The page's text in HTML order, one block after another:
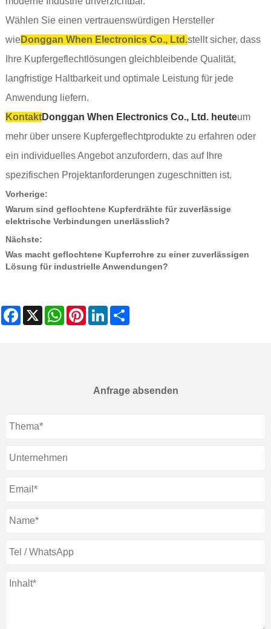
Wählen Sie einen vertrauenswürdigen Hersteller
wieDonggan When Electronics Co., Ltd.stellt sicher, dass
Ihre Kupfergeflechtlösungen gleichbleibende Qualität,
langfristige Haltbarkeit und optimale Leistung für jede
Anwendung liefern.
KontaktDonggan When Electronics Co., Ltd. heuteum
mehr über unsere Kupfergeflechtprodukte zu erfahren oder
ein individuelles Angebot anzufordern, das auf Ihre
spezifischen Projektanforderungen zugeschnitten ist.
Vorherige:
Warum sind geflochtene Kupferdrähte für zuverlässige
elektrische Verbindungen unerlässlich?
Nächste:
Was macht geflochtene Kupferrohre zu einer zuverlässigen
Lösung für industrielle Anwendungen?
Facebook
X WhatsAppPinterestLinkedIn
Anfrage absenden